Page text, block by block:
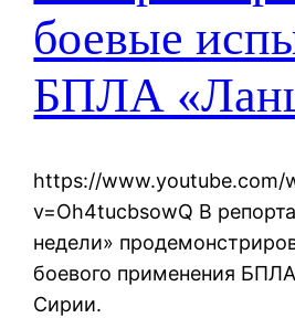
боевые
БПЛА
https://www.youtube.com/
v=Oh4tucbsowQ В
недели»
боевого применения
Сирии.